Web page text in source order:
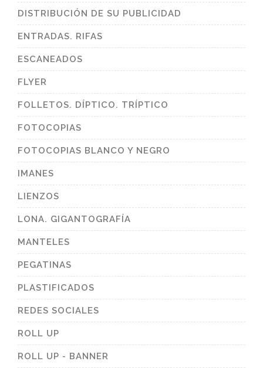
DISTRIBUCIÓN DE SU PUBLICIDAD
ENTRADAS. RIFAS
ESCANEADOS
FLYER
FOLLETOS. DÍPTICO. TRÍPTICO
FOTOCOPIAS
FOTOCOPIAS BLANCO Y NEGRO
IMANES
LIENZOS
LONA. GIGANTOGRAFÍA
MANTELES
PEGATINAS
PLASTIFICADOS
REDES SOCIALES
ROLL UP
ROLL UP - BANNER